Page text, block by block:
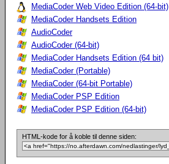
MediaCoder Web Video Edition (64-bit)
MediaCoder Handsets Edition
AudioCoder
AudioCoder (64-bit)
MediaCoder Handsets Edition (64 bit)
MediaCoder (Portable)
MediaCoder (64-bit Portable)
MediaCoder PSP Edition
MediaCoder PSP Edition (64-bit)
HTML-kode for å koble til denne siden: